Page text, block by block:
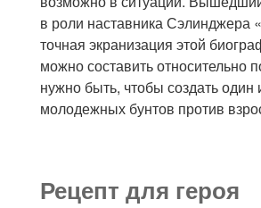
в роли наставника Сэлинджера
точная экранизация этой
можно составить относительно
нужно быть, чтобы создать
молодежных бунтов против
Рецепт для героя